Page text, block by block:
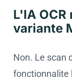
L'IA
variante
Non. Le scan
fonctionnalite